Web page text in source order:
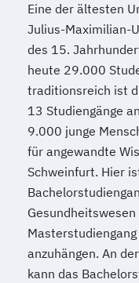
Eine der ältesten
Julius-Maximilian-
des 15.
heute 29.000
traditionsreich ist
13 Studiengänge
9.000 junge
für angewandte
Schweinfurt. Hier
anzuhängen. An
kann das